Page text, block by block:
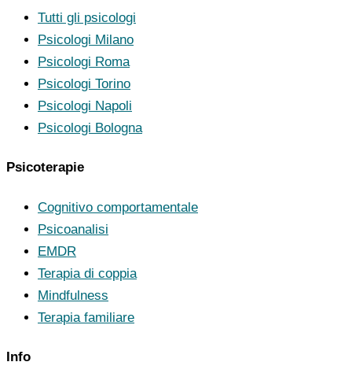
Tutti gli psicologi
Psicologi Milano
Psicologi Roma
Psicologi Torino
Psicologi Napoli
Psicologi Bologna
Psicoterapie
Cognitivo comportamentale
Psicoanalisi
EMDR
Terapia di coppia
Mindfulness
Terapia familiare
Info